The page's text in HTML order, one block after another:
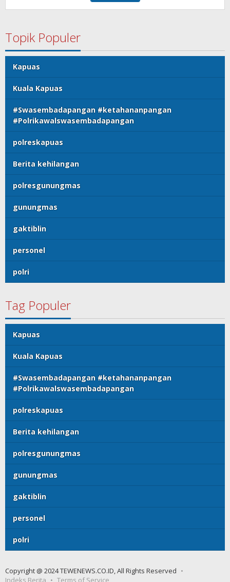
Topik Populer
Kapuas
Kuala Kapuas
#Swasembadapangan #ketahananpangan
#Polrikawalswasembadapangan
polreskapuas
Berita kehilangan
polresgunungmas
gunungmas
gaktiblin
personel
polri
Tag Populer
Kapuas
Kuala Kapuas
#Swasembadapangan #ketahananpangan
#Polrikawalswasembadapangan
polreskapuas
Berita kehilangan
polresgunungmas
gunungmas
gaktiblin
personel
polri
Copyright @ 2024 TEWENEWS.CO.ID, All Rights Reserved
Indeks Berita
Terms of Service